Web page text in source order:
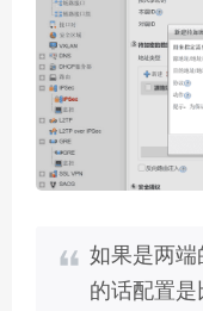
如果是两端
的话配置是